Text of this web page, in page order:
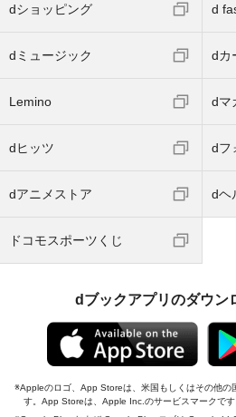
dショッピング d
dミュージック dカ
Lemino dマ
dヒッツ dフ
dアニメストア dヘ
ドコモスポーツくじ
dブックアプリのダウン
Appleのロゴ、App Storeは、米国もしくはその他
す。App Storeは、Apple Inc.のサービスマークです